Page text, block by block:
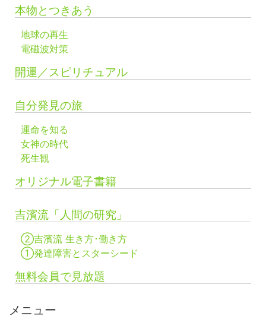
本物とつきあう
地球の再生
電磁波対策
開運／スピリチュアル
自分発見の旅
運命を知る
女神の時代
死生観
オリジナル電子書籍
吉濱流「人間の研究」
②吉濱流 生き方･働き方
①発達障害とスターシード
無料会員で見放題
メニュー